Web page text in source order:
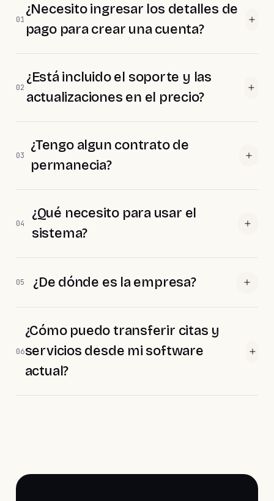
01
¿Necesito ingresar los detalles de
pago para crear una cuenta?
02
¿Está incluido el soporte y las
actualizaciones en el precio?
03
¿Tengo algun contrato de
permanecia?
04
¿Qué necesito para usar el
sistema?
05 ¿De dónde es la empresa?
06
¿Cómo puedo transferir citas y
servicios desde mi software
actual?